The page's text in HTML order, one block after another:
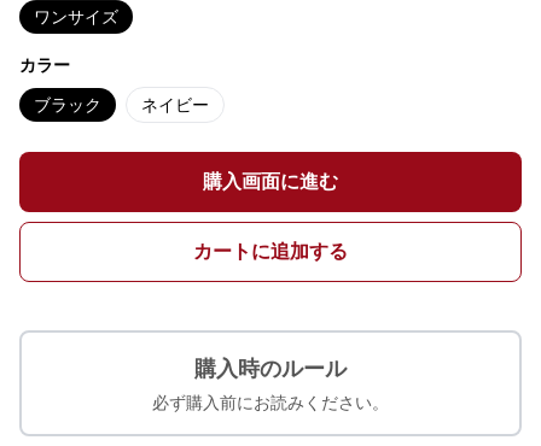
ワンサイズ
カラー
ブラック ネイビー
購入画面に進む
カートに追加する
購入時のルール
必ず購入前にお読みください。